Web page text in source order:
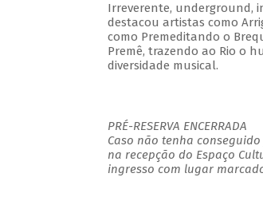
Irreverente, underground,
destacou artistas como
como Premeditando o
Premê, trazendo ao Rio o
diversidade musical.
PRÉ-RESERVA ENCERRADA
Caso não tenha
na recepção do Espaço
ingresso com lugar